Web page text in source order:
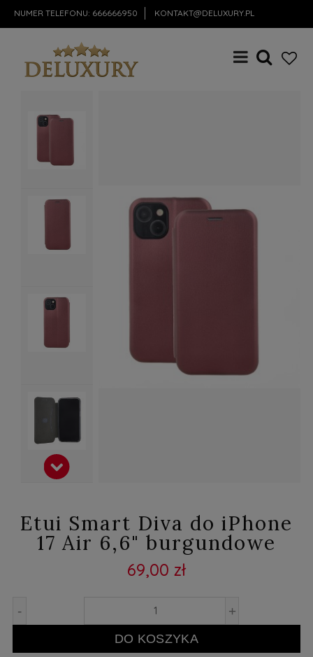
NUMER TELEFONU: 666666950 KONTAKT@DELUXURY.PL
Etui Smart Diva do iPhone
17 Air 6,6" burgundowe
69,00 zł
- +
DO KOSZYKA